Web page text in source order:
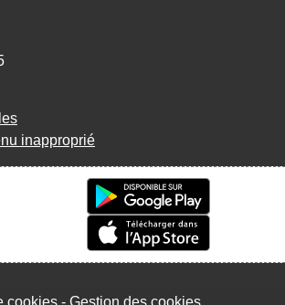
inapproprié
cookies Gestion des cookies